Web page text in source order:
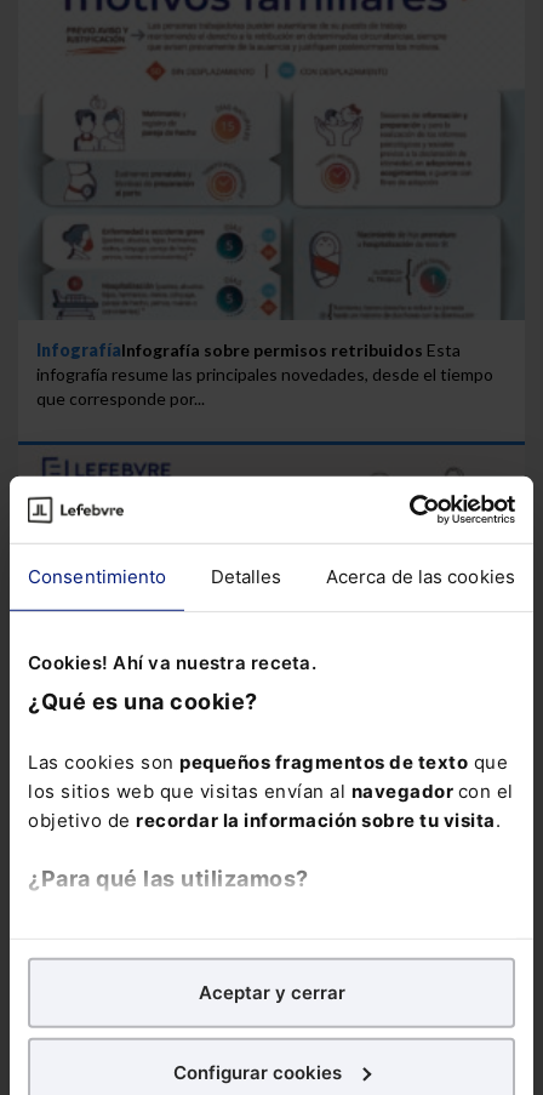
Consentimiento Detalles Acerca de las cookies
Cookies! Ahí va nuestra receta.
¿Qué es una cookie?
Las cookies son pequeños fragmentos de texto que
los sitios web que visitas envían al navegador con el
objetivo de recordar la información sobre tu visita.
¿Para qué las utilizamos?
analíticospara tratar demejorar tu experienciaen
nuestra página web. También con fines publicitarios,
para poder mostrarte publicidad y contenidos de tu
Aceptar y cerrar
Configurar cookies
InfografíaInfografía sobre permisos retribuidos Esta
infografía resume las principales novedades, desde el tiempo
que corresponde por...